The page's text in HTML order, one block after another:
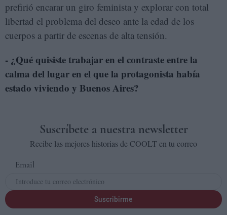
prefirió encarar un giro feminista y explorar con total
libertad el problema del deseo ante la edad de los
cuerpos a partir de escenas de alta tensión.
- ¿Qué quisiste trabajar en el contraste entre la
calma del lugar en el que la protagonista había
estado viviendo y Buenos Aires?
Suscríbete a nuestra newsletter
Recibe las mejores historias de COOLT en tu correo
Email
Suscribirme